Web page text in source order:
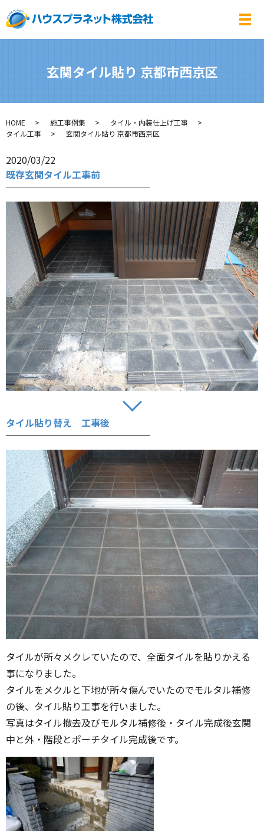
メ
玄関タイル貼り 京都市西京区
HOME 施工事例集
タイル・内装仕上げ工事
タイル工事
玄関タイル貼り 京都市西京区
2020/03/22
既存玄関タイル工事前
タイル貼り替え 工事後
タイルが所々メクレていたので、全面タイルを貼りかえる
事になりました。
タイルをメクルと下地が所々傷んでいたのでモルタル補修
の後、タイル貼り工事を行いました。
写真はタイル撤去及びモルタル補修後・タイル完成後玄関
中と外・階段とポーチタイル完成後です。